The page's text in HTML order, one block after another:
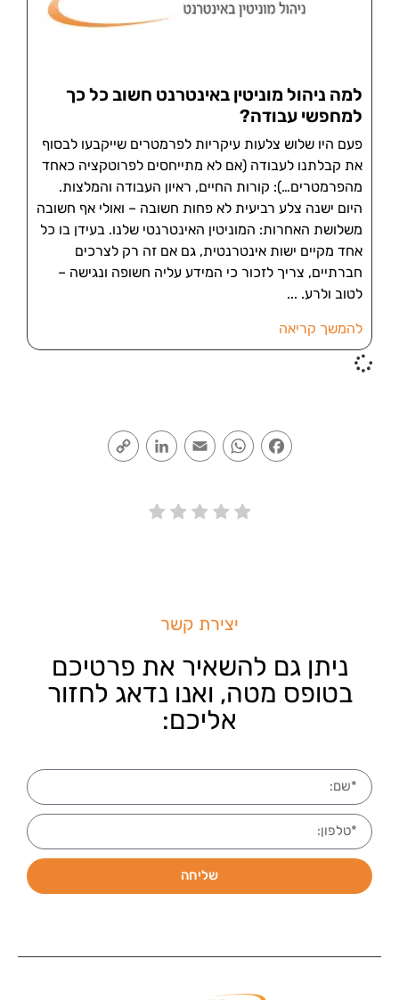
למה ניהול מוניטין באינטרנט חשוב כל כך
למחפשי עבודה?
פעם היו שלוש צלעות עיקריות לפרמטרים שייקבעו לבסוף
את קבלתנו לעבודה (אם לא מתייחסים לפרוטקציה כאחד
מהפרמטרים…): קורות החיים, ראיון העבודה והמלצות.
היום ישנה צלע רביעית לא פחות חשובה – ואולי אף חשובה
משלושת האחרות: המוניטין האינטרנטי שלנו. בעידן בו כל
אחד מקיים ישות אינטרנטית, גם אם זה רק לצרכים
חברתיים, צריך לזכור כי המידע עליה חשופה ונגישה –
לטוב ולרע.
להמשך קריאה
Facebook
WhatsApp
Email
LinkedIn
יצירת קשר
ניתן גם להשאיר את פרטיכם
בטופס מטה, ואנו נדאג לחזור
אליכם:
שליחה